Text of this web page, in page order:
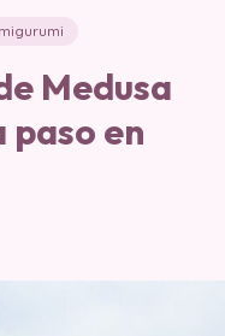
Medusa
paso en